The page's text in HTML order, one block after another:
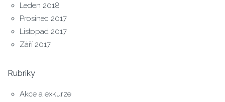
Leden 2018
Prosinec 2017
Listopad 2017
Září 2017
Rubriky
Akce a exkurze